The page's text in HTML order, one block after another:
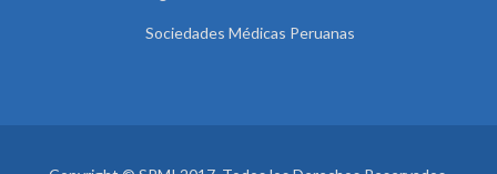
Sociedades Médicas Peruanas